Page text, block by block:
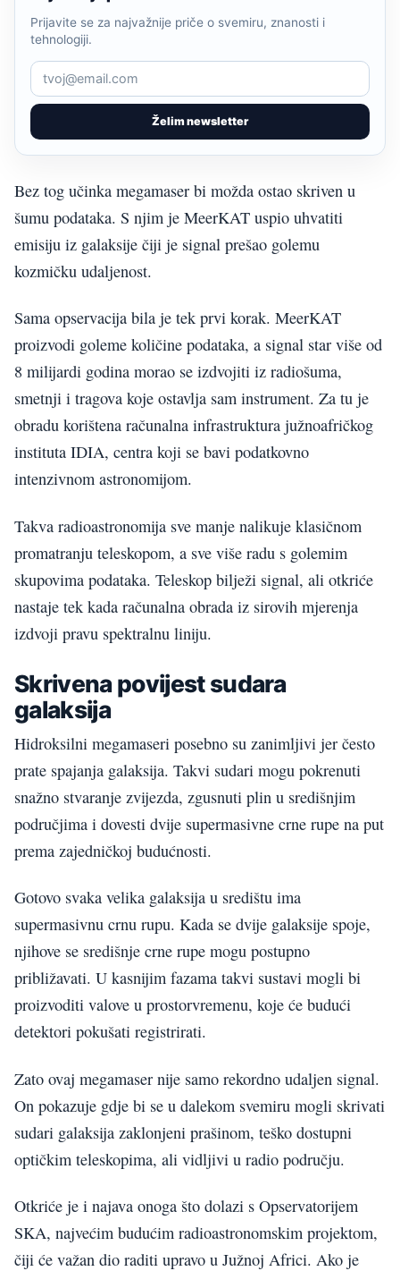
Želim newsletter
Prijavite se za najvažnije priče o svemiru, znanosti i
tehnologiji.
Bez tog učinka megamaser bi možda ostao skriven u
šumu podataka. S njim je MeerKAT uspio uhvatiti
emisiju iz galaksije čiji je signal prešao golemu
kozmičku udaljenost.
Sama opservacija bila je tek prvi korak. MeerKAT
proizvodi goleme količine podataka, a signal star više od
8 milijardi godina morao se izdvojiti iz radiošuma,
smetnji i tragova koje ostavlja sam instrument. Za tu je
obradu korištena računalna infrastruktura južnoafričkog
instituta IDIA, centra koji se bavi podatkovno
intenzivnom astronomijom.
Takva radioastronomija sve manje nalikuje klasičnom
promatranju teleskopom, a sve više radu s golemim
skupovima podataka. Teleskop bilježi signal, ali otkriće
nastaje tek kada računalna obrada iz sirovih mjerenja
izdvoji pravu spektralnu liniju.
Skrivena povijest sudara
galaksija
Hidroksilni megamaseri posebno su zanimljivi jer često
prate spajanja galaksija. Takvi sudari mogu pokrenuti
snažno stvaranje zvijezda, zgusnuti plin u središnjim
područjima i dovesti dvije supermasivne crne rupe na put
prema zajedničkoj budućnosti.
Gotovo svaka velika galaksija u središtu ima
supermasivnu crnu rupu. Kada se dvije galaksije spoje,
njihove se središnje crne rupe mogu postupno
približavati. U kasnijim fazama takvi sustavi mogli bi
proizvoditi valove u prostorvremenu, koje će budući
detektori pokušati registrirati.
Zato ovaj megamaser nije samo rekordno udaljen signal.
On pokazuje gdje bi se u dalekom svemiru mogli skrivati
sudari galaksija zaklonjeni prašinom, teško dostupni
optičkim teleskopima, ali vidljivi u radio području.
Otkriće je i najava onoga što dolazi s Opservatorijem
SKA, najvećim budućim radioastronomskim projektom,
čiji će važan dio raditi upravo u Južnoj Africi. Ako je